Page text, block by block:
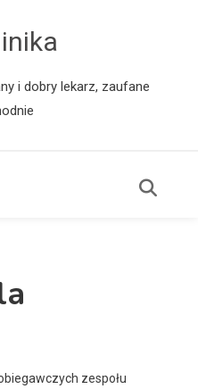
i dobry lekarz, zaufane
zespołu